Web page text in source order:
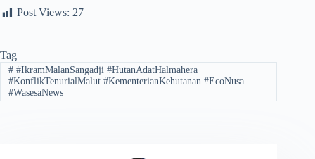
Post Views: 27
Tag
##IkramMalanSangadji #HutanAdatHalmahera
#KonflikTenurialMalut #KementerianKehutanan #EcoNusa
#WasesaNews